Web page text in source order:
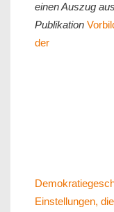
einen Auszug
Publikation
der
Einstellungen,